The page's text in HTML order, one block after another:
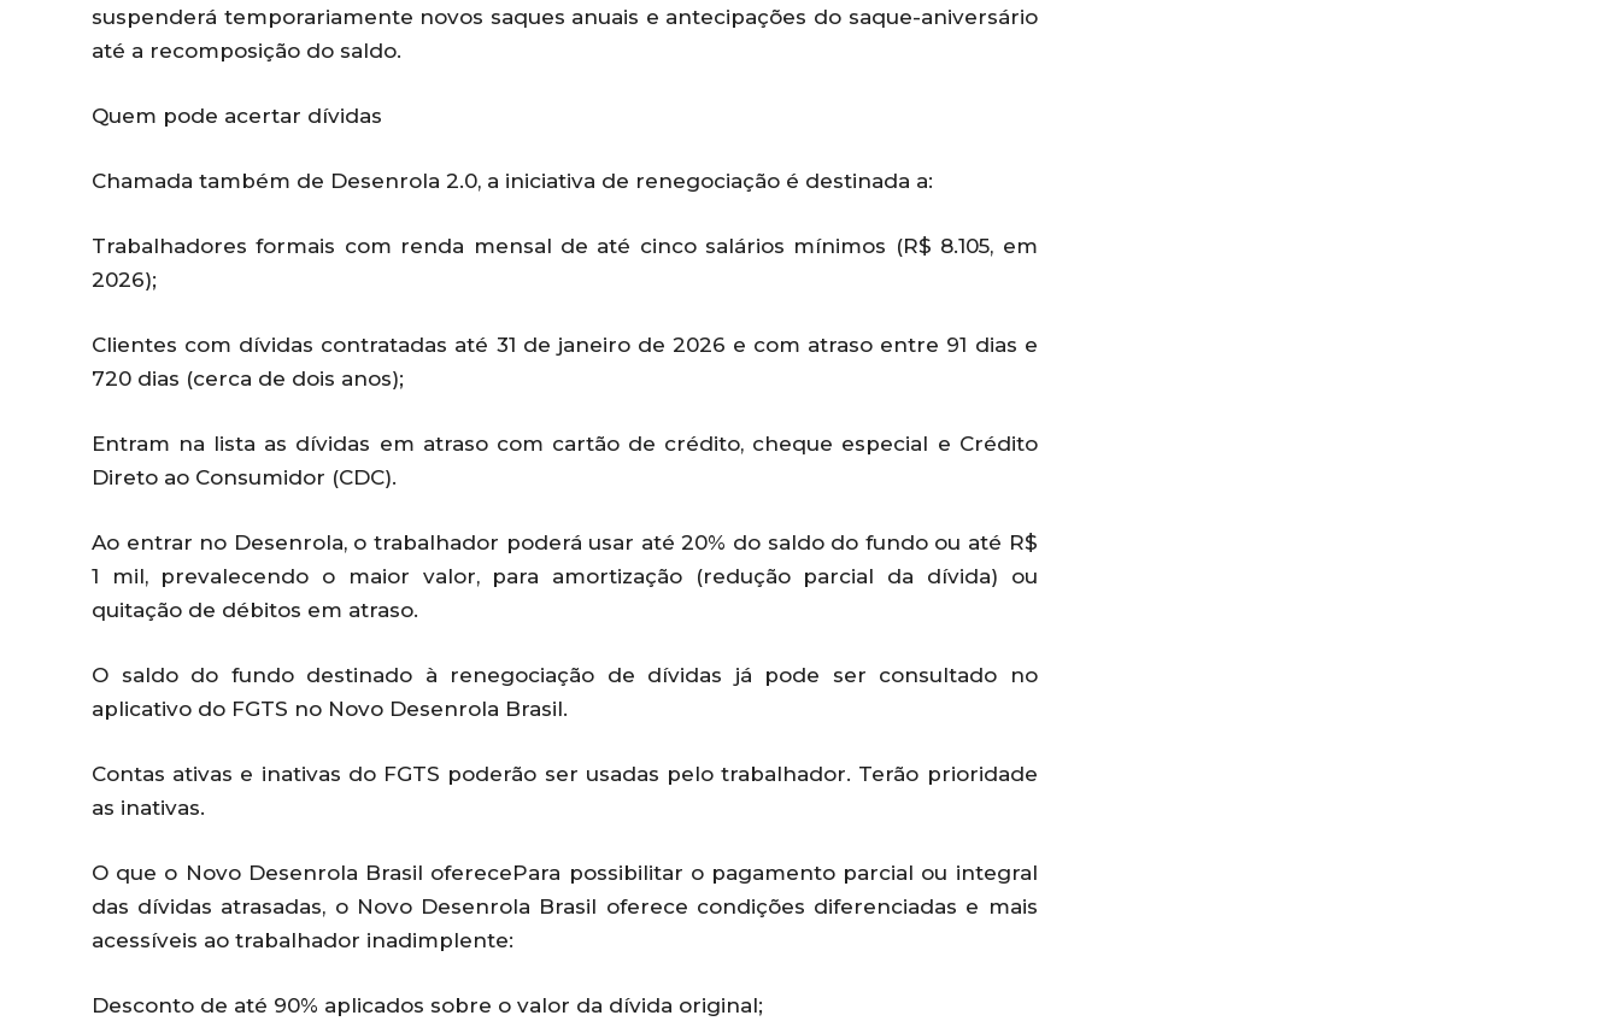
suspenderá temporariamente novos saques anuais e antecipações do saque-aniversário
até a recomposição do saldo.
Quem pode acertar dívidas
Chamada também de Desenrola 2.0, a iniciativa de renegociação é destinada a:
Trabalhadores formais com renda mensal de até cinco salários mínimos (R$ 8.105, em
2026);
Clientes com dívidas contratadas até 31 de janeiro de 2026 e com atraso entre 91 dias e
720 dias (cerca de dois anos);
Entram na lista as dívidas em atraso com cartão de crédito, cheque especial e Crédito
Direto ao Consumidor (CDC).
Ao entrar no Desenrola, o trabalhador poderá usar até 20% do saldo do fundo ou até R$
1 mil, prevalecendo o maior valor, para amortização (redução parcial da dívida) ou
quitação de débitos em atraso.
O saldo do fundo destinado à renegociação de dívidas já pode ser consultado no
aplicativo do FGTS no Novo Desenrola Brasil.
Contas ativas e inativas do FGTS poderão ser usadas pelo trabalhador. Terão prioridade
as inativas.
O que o Novo Desenrola Brasil oferecePara possibilitar o pagamento parcial ou integral
das dívidas atrasadas, o Novo Desenrola Brasil oferece condições diferenciadas e mais
acessíveis ao trabalhador inadimplente:
Desconto de até 90% aplicados sobre o valor da dívida original;